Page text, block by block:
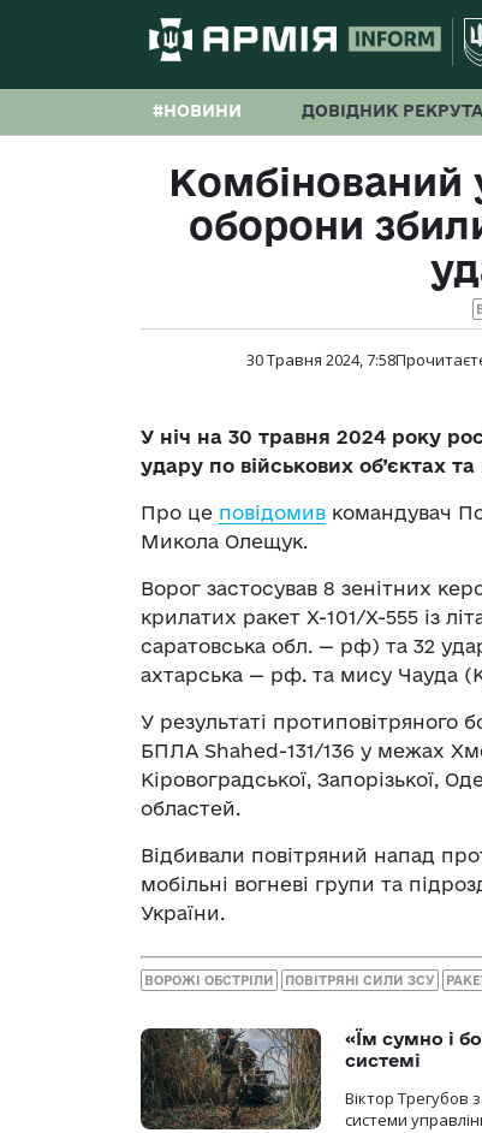
#НОВИНИ ДОВІДНИК РЕКРУТА
Комбінований
оборони
30 Травня 2024, 7:58
У ніч на 30 травня 2024 року
удару по військових об’єктах
Про це повідомив командувач
Микола Олещук.
Ворог застосував 8 зенітних
крилатих ракет Х-101/Х-555 із
саратовська обл. — рф) та 32
ахтарська — рф. та мису Чауда
У результаті протиповітряного
БПЛА Shahed-131/136 у межах
Кіровоградської, Запорізької,
областей.
Відбивали повітряний напад
мобільні вогневі групи та
України.
ВОРОЖІ ОБСТРІЛИ ПОВІТРЯНІ СИЛИ ЗСУ
«Їм сумно і
системі
Віктор Трегубов
системи